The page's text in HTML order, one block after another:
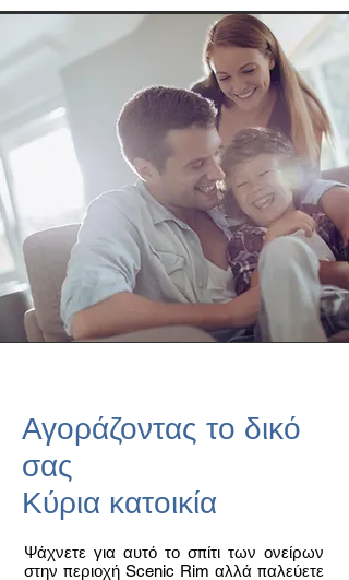
Αγοράζοντας το δικό
σας
Κύρια κατοικία
Ψάχνετε για αυτό το σπίτι των ονείρων
στην περιοχή Scenic Rim αλλά παλεύετε